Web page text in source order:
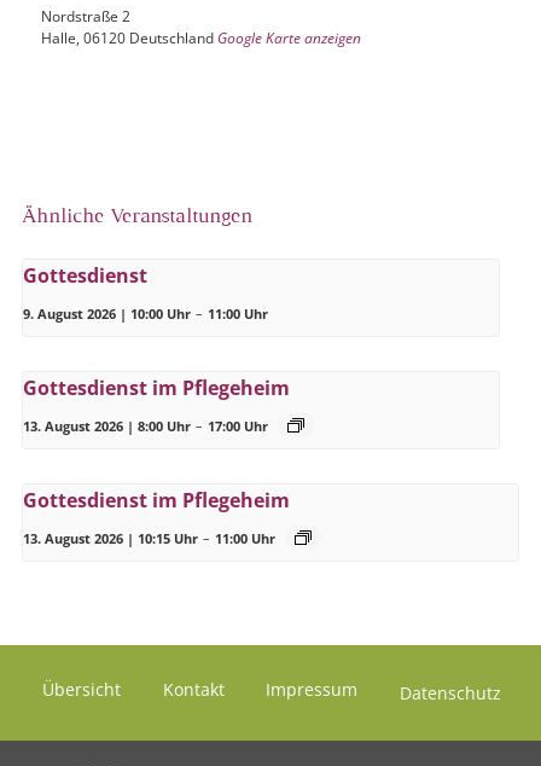
Nordstraße 2
Halle, 06120 Deutschland Google Karte anzeigen
Ähnliche Veranstaltungen
Gottesdienst
9. August 2026 | 10:00 Uhr – 11:00 Uhr
Gottesdienst im Pflegeheim
13. August 2026 | 8:00 Uhr – 17:00 Uhr
Gottesdienst im Pflegeheim
13. August 2026 | 10:15 Uhr – 11:00 Uhr
Übersicht Kontakt Impressum Datenschutz